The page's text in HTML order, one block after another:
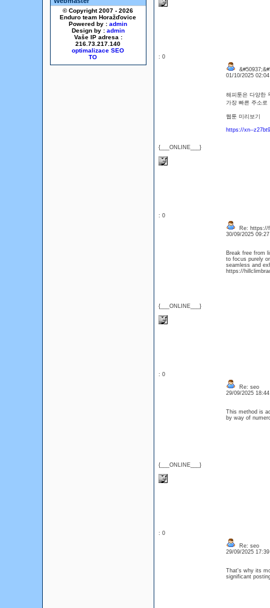
© Copyright 2007 - 2026
Enduro team Horažďovice
Powered by : admin
Design by : admin
Vaše IP adresa :
216.73.217.140
optimalizace SEO
: 0
{___ONLINE___}
01/10/2025
해피툰은 다양한
가장 빠른 주소로
웹툰 미리보기
https://xn--
: 0
{___ONLINE___}
Re: https://
30/09/2025
Break free from
to focus purely
seamless and
https://
: 0
{___ONLINE___}
Re: seo
29/09/2025
This method is
by way of
: 0
Re: seo
29/09/2025
That's why its
significant